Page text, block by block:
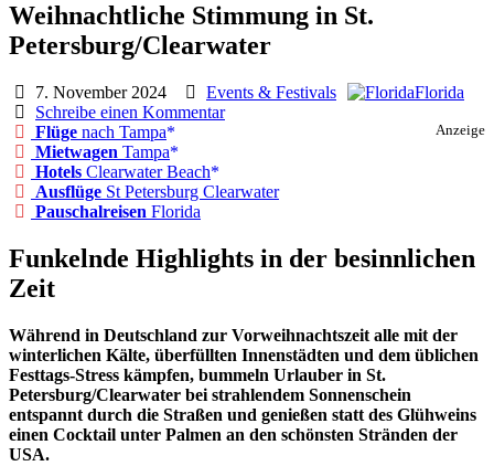
Weihnachtliche Stimmung in St.
Petersburg/Clearwater
7. November 2024 Events & Festivals
Florida
Schreibe einen Kommentar
Anzeige
Flüge nach Tampa
Mietwagen Tampa
Hotels Clearwater Beach
Ausflüge St Petersburg Clearwater
Pauschalreisen Florida
Funkelnde Highlights in der besinnlichen
Zeit
Während in Deutschland zur Vorweihnachtszeit alle mit der
winterlichen Kälte, überfüllten Innenstädten und dem üblichen
Festtags-Stress kämpfen, bummeln Urlauber in St.
Petersburg/Clearwater bei strahlendem Sonnenschein
entspannt durch die Straßen und genießen statt des Glühweins
einen Cocktail unter Palmen an den schönsten Stränden der
USA.